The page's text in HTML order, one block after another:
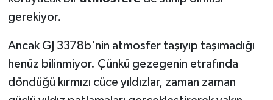
gerekiyor.
Ancak GJ 3378b'nin atmosfer taşıyıp taşımadığı
henüz bilinmiyor. Çünkü gezegenin etrafında
döndüğü kırmızı cüce yıldızlar, zaman zaman